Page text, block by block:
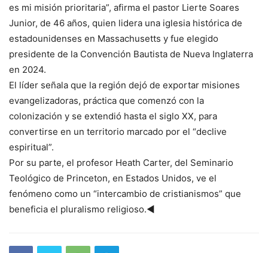
es mi misión prioritaria”, afirma el pastor Lierte Soares
Junior, de 46 años, quien lidera una iglesia histórica de
estadounidenses en Massachusetts y fue elegido
presidente de la Convención Bautista de Nueva Inglaterra
en 2024.
El líder señala que la región dejó de exportar misiones
evangelizadoras, práctica que comenzó con la
colonización y se extendió hasta el siglo XX, para
convertirse en un territorio marcado por el “declive
espiritual”.
Por su parte, el profesor Heath Carter, del Seminario
Teológico de Princeton, en Estados Unidos, ve el
fenómeno como un “intercambio de cristianismos” que
beneficia el pluralismo religioso.◄